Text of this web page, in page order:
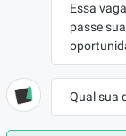
VAGA
Não
Essa
passe
Qual sua